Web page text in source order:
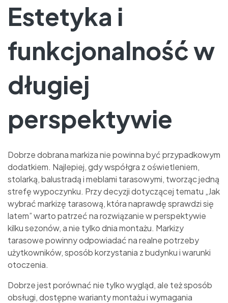
Estetyka i
funkcjonalność w
długiej
perspektywie
Dobrze dobrana markiza nie powinna być przypadkowym
dodatkiem. Najlepiej, gdy współgra z oświetleniem,
stolarką, balustradą i meblami tarasowymi, tworząc jedną
strefę wypoczynku. Przy decyzji dotyczącej tematu „Jak
wybrać markizę tarasową, która naprawdę sprawdzi się
latem” warto patrzeć na rozwiązanie w perspektywie
kilku sezonów, a nie tylko dnia montażu. Markizy
tarasowe powinny odpowiadać na realne potrzeby
użytkowników, sposób korzystania z budynku i warunki
otoczenia.
Dobrze jest porównać nie tylko wygląd, ale też sposób
obsługi, dostępne warianty montażu i wymagania